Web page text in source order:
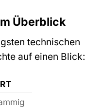
Überblick
technischen
auf einen Blick: